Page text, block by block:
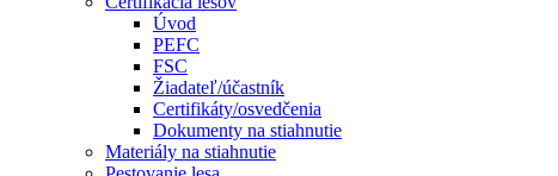
Úvod
PEFC
FSC
Žiadateľ/účastník
Certifikáty/osvedčenia
Dokumenty na stiahnutie
Materiály na stiahnutie